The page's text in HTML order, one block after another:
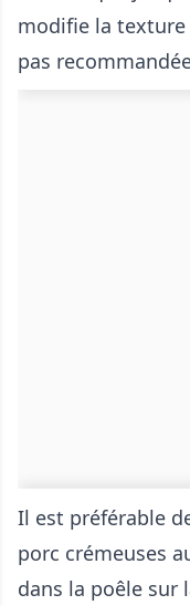
modifie la texture
pas
Il est préférable
porc crémeuses
dans la poêle sur